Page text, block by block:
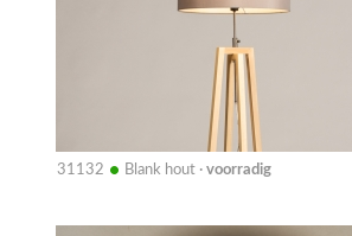
31132 • Blank hout · voorradig